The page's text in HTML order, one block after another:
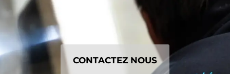
CONTACTEZ NOUS